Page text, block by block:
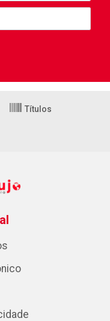
Títulos